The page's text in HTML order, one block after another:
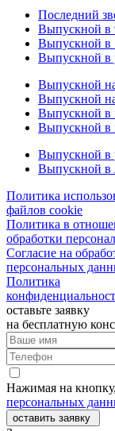
Последний
Выпускной в
Выпускной в
Выпускной в
Выпускной
Выпускной
Выпускной в
Выпускной в
Выпускной в
Выпускной в
Политика
файлов cookie
Политика в
обработки
Согласие на
персональных
Политика
оставьте заявку
на бесплатную
Нажимая на
персональных
оставить заявку